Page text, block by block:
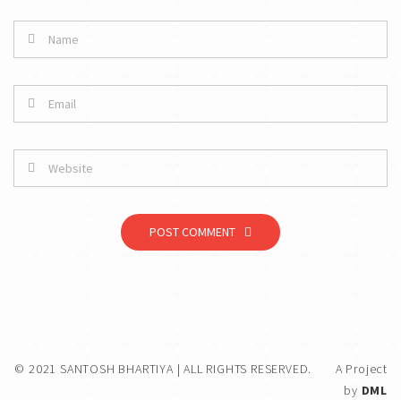
POST COMMENT
© 2021 SANTOSH BHARTIYA | ALL RIGHTS RESERVED. A Project
by DML